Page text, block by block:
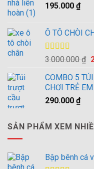
195.000 ₫
Ô TÔ CHÒI
Được xếp
5 sao
3.000.000₫
COMBO 5
CHƠI TRẺ EM
290.000 ₫
SẢN PHẨM XEM
Bập bênh cá